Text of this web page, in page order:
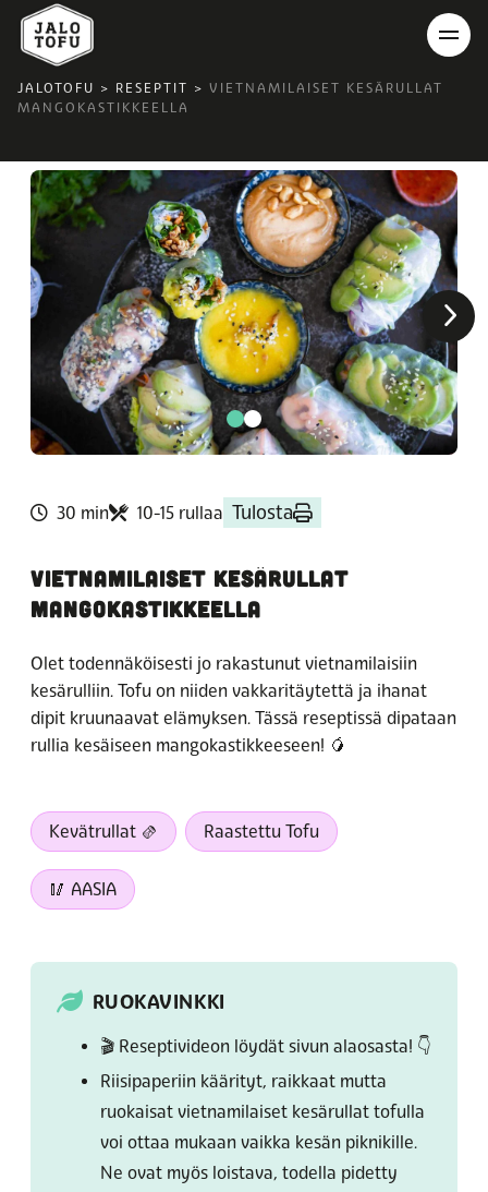
JALOTOFU > RESEPTIT > VIETNAMILAISET KESÄRULLAT
MANGOKASTIKKEELLA
30 min 10-15 rullaa Tulosta
VIETNAMILAISET KESÄRULLAT
MANGOKASTIKKEELLA
Olet todennäköisesti jo rakastunut vietnamilaisiin
kesärulliin. Tofu on niiden vakkaritäytettä ja ihanat
dipit kruunaavat elämyksen. Tässä reseptissä dipataan
rullia kesäiseen mangokastikkeeseen! 🥭
Kevätrullat 🫔 Raastettu Tofu
🥢 AASIA
RUOKAVINKKI
🎬 Reseptivideon löydät sivun alaosasta! 👇
Riisipaperiin käärityt, raikkaat mutta
ruokaisat vietnamilaiset kesärullat tofulla
voi ottaa mukaan vaikka kesän piknikille.
Ne ovat myös loistava, todella pidetty